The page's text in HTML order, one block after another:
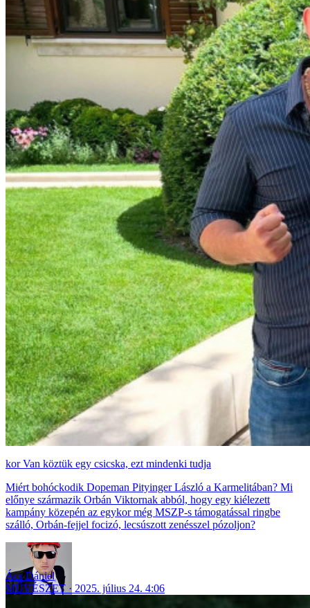
Van köztük egy csicska, ezt mindenki tudja
Miért bohóckodik Dopeman Pityinger László a Karmelitában? Mi
előnye származik Orbán Viktornak abból, hogy egy kiélezett
kampány közepén az egykor még MSZP-s támogatással ringbe
szálló, Orbán-fejjel focizó, lecsúszott zenésszel pózoljon?
Ács Dániel
MŰVÉSZET
2025. július 24. 4:06